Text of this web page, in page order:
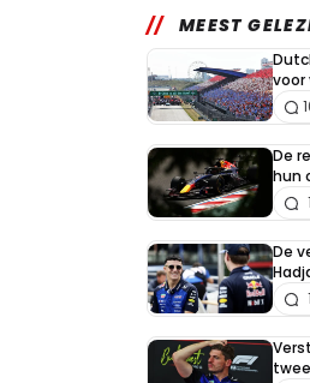
MEEST
voor
De
hun
1
De
1